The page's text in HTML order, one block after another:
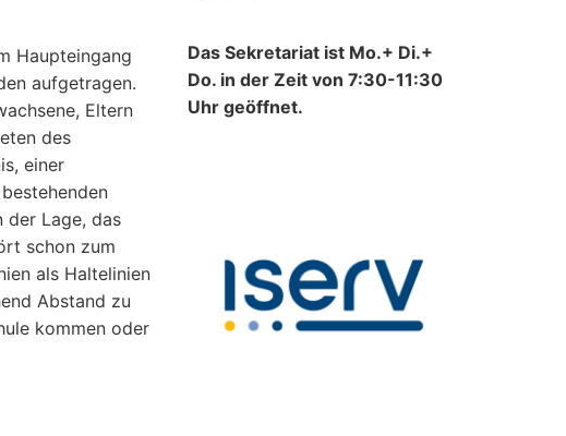
Haupteingang
aufgetragen.
Eltern
des
einer
der Lage, das
schon zum
als Haltelinien
Abstand zu
kommen oder
Das Sekretariat ist Mo.+ Di.+
Do. in der Zeit von 7:30-11:30
Uhr geöffnet.